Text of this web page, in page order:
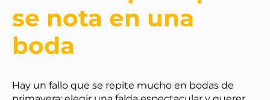
se nota en una
boda
Hay un fallo que se repite mucho en bodas de